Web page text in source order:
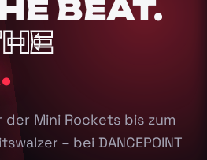
BEAT.
Mini Rockets bis zum
– bei DANCEPOINT